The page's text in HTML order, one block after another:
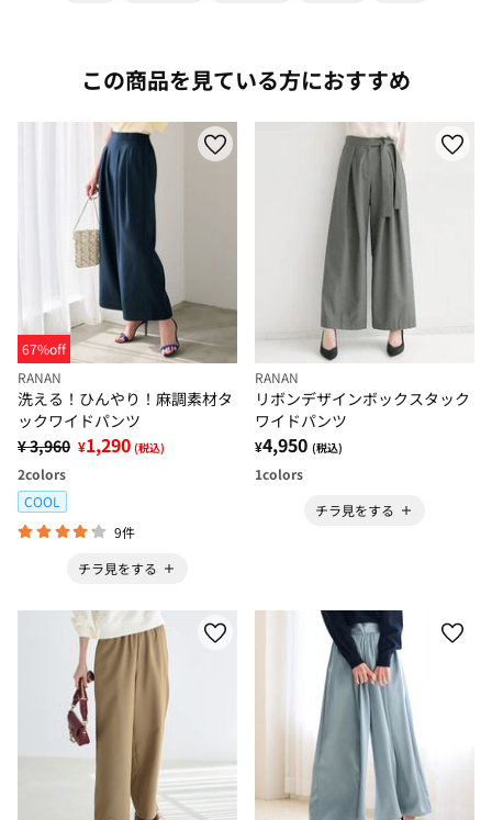
この商品を見ている方におすすめ
67%off
RANAN
洗える！ひんやり！麻調素材タ
ックワイドパンツ
¥ 3,960 ¥1,290 (税込)
2colors
COOL
9件
チラ見をする
RANAN
リボンデザインボックスタック
ワイドパンツ
¥4,950 (税込)
1colors
チラ見をする